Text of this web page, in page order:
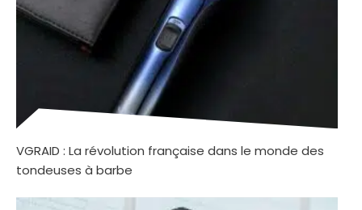
VGRAID : La révolution française dans le monde des
tondeuses à barbe